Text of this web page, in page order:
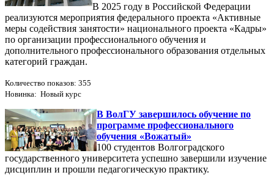
В 2025 году в Российской Федерации
реализуются мероприятия федерального проекта «Активные
меры содействия занятости» национального проекта «Кадры»
по организации профессионального обучения и
дополнительного профессионального образования отдельных
категорий граждан.
Количество показов: 355
Новинка: Новый курс
В ВолГУ завершилось обучение по
программе профессионального
обучения «Вожатый»
100 студентов Волгоградского
государственного университета успешно завершили изучение
дисциплин и прошли педагогическую практику.